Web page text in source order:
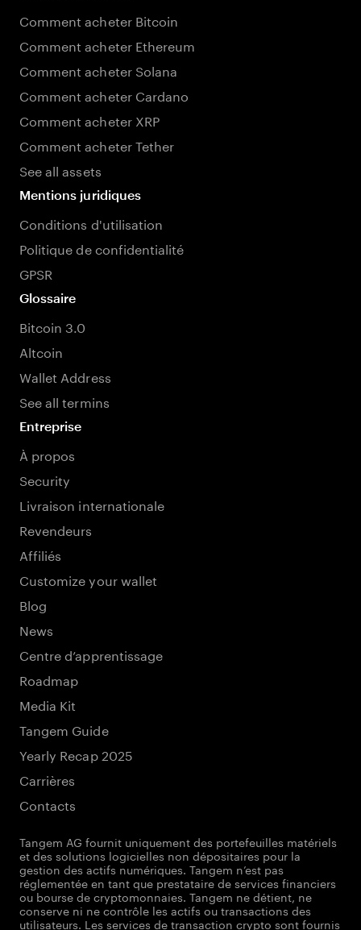
Comment acheter Bitcoin
Comment acheter Ethereum
Comment acheter Solana
Comment acheter Cardano
Comment acheter XRP
Comment acheter Tether
See all assets
Mentions juridiques
Conditions d'utilisation
Politique de confidentialité
GPSR
Glossaire
Bitcoin 3.0
Altcoin
Wallet Address
See all termins
Entreprise
À propos
Security
Livraison internationale
Revendeurs
Affiliés
Customize your wallet
Blog
News
Centre d’apprentissage
Roadmap
Media Kit
Tangem Guide
Yearly Recap 2025
Carrières
Contacts
Tangem AG fournit uniquement des portefeuilles matériels
et des solutions logicielles non dépositaires pour la
gestion des actifs numériques. Tangem n’est pas
réglementée en tant que prestataire de services financiers
ou bourse de cryptomonnaies. Tangem ne détient, ne
conserve ni ne contrôle les actifs ou transactions des
utilisateurs. Les services de transaction crypto sont fournis